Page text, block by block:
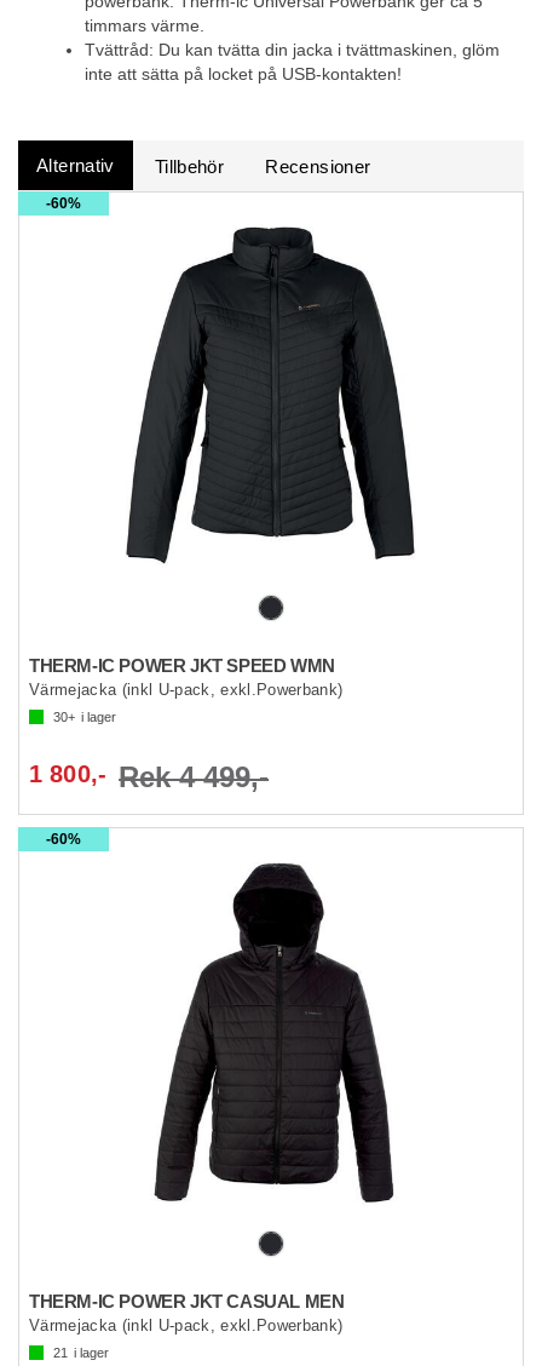
timmars värme.
Tvättråd: Du kan tvätta din jacka i tvättmaskinen, glöm
inte att sätta på locket på USB-kontakten!
Alternativ Tillbehör Recensioner
60%
THERM-IC POWER JKT SPEED WMN
Värmejacka (inkl U-pack, exkl.Powerbank)
30+ i lager
1 800,- Rek 4 499,-
60%
THERM-IC POWER JKT CASUAL MEN
Värmejacka (inkl U-pack, exkl.Powerbank)
21 i lager